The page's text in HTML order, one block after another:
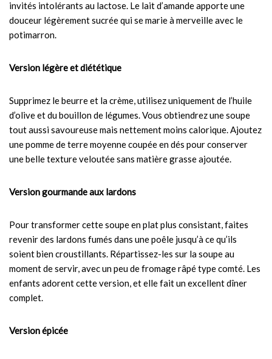
invités intolérants au lactose. Le lait d’amande apporte une
douceur légèrement sucrée qui se marie à merveille avec le
potimarron.
Version légère et diététique
Supprimez le beurre et la crème, utilisez uniquement de l’huile
d’olive et du bouillon de légumes. Vous obtiendrez une soupe
tout aussi savoureuse mais nettement moins calorique. Ajoutez
une pomme de terre moyenne coupée en dés pour conserver
une belle texture veloutée sans matière grasse ajoutée.
Version gourmande aux lardons
Pour transformer cette soupe en plat plus consistant, faites
revenir des lardons fumés dans une poêle jusqu’à ce qu’ils
soient bien croustillants. Répartissez-les sur la soupe au
moment de servir, avec un peu de fromage râpé type comté. Les
enfants adorent cette version, et elle fait un excellent dîner
complet.
Version épicée